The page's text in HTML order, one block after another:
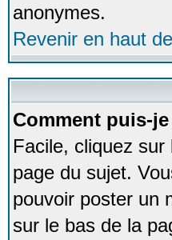
anonymes.
Revenir en haut
Comment puis-
Facile, cliquez
page du sujet.
pouvoir poster un
sur le bas de la